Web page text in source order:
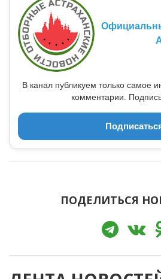
В канал публикуем только самое
комментарии.
ПОДЕЛИТЬСЯ